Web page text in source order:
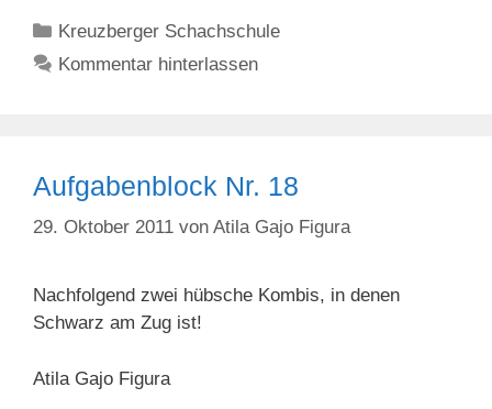
Kategorien
Kreuzberger Schachschule
Kommentar hinterlassen
Aufgabenblock Nr. 18
29. Oktober 2011 von Atila Gajo Figura
Nachfolgend zwei hübsche Kombis, in denen
Schwarz am Zug ist!
Atila Gajo Figura